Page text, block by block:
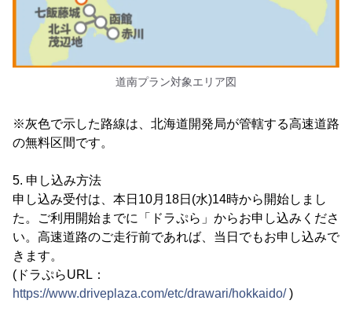
道南プラン対象エリア図
※灰色で示した路線は、北海道開発局が管轄する高速道路
の無料区間です。
5. 申し込み方法
申し込み受付は、本日10月18日(水)14時から開始しまし
た。ご利用開始までに「ドラぷら」からお申し込みくださ
い。高速道路のご走行前であれば、当日でもお申し込みで
きます。
(ドラぷらURL：
https://www.driveplaza.com/etc/drawari/hokkaido/)